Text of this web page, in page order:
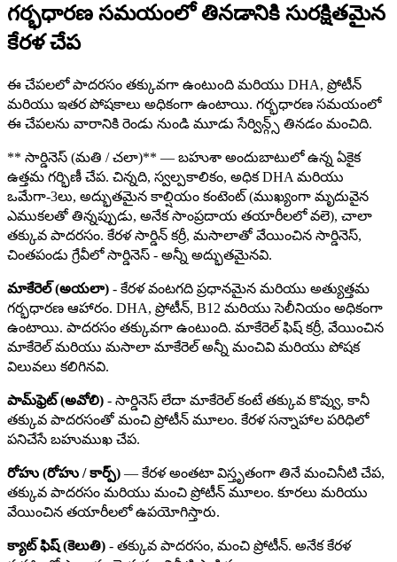
గర్భధారణ సమయంలో తినడానికి సురక్షితమైన
కేరళ చేప
ఈ చేపలలో పాదరసం తక్కువగా ఉంటుంది మరియు DHA, ప్రోటీన్
మరియు ఇతర పోషకాలు అధికంగా ఉంటాయి. గర్భధారణ సమయంలో
ఈ చేపలను వారానికి రెండు నుండి మూడు సేర్విన్గ్స్ తినడం మంచిది.
** సార్డినెస్ (మతి / చలా)** — బహుశా అందుబాటులో ఉన్న ఏకైక
ఉత్తమ గర్భిణీ చేప. చిన్నది, స్వల్పకాలికం, అధిక DHA మరియు
ఒమేగా-3లు, అద్భుతమైన కాల్షియం కంటెంట్ (ముఖ్యంగా మృదువైన
ఎముకలతో తిన్నప్పుడు, అనేక సాంప్రదాయ తయారీలలో వలె), చాలా
తక్కువ పాదరసం. కేరళ సార్డిన్ కర్రీ, మసాలాతో వేయించిన సార్డినెస్,
చింతపండు గ్రేవీలో సార్డినెస్ - అన్నీ అద్భుతమైనవి.
మాకేరెల్ (అయలా) - కేరళ వంటగది ప్రధానమైన మరియు అత్యుత్తమ
గర్భధారణ ఆహారం. DHA, ప్రోటీన్, B12 మరియు సెలీనియం అధికంగా
ఉంటాయి. పాదరసం తక్కువగా ఉంటుంది. మాకేరెల్ ఫిష్ కర్రీ, వేయించిన
మాకేరెల్ మరియు మసాలా మాకేరెల్ అన్నీ మంచివి మరియు పోషక
విలువలు కలిగినవి.
పామ్‌ఫ్రెట్ (అవోలి) - సార్డినెస్ లేదా మాకేరెల్ కంటే తక్కువ కొవ్వు, కానీ
తక్కువ పాదరసంతో మంచి ప్రోటీన్ మూలం. కేరళ సన్నాహాల పరిధిలో
పనిచేసే బహుముఖ చేప.
రోహు (రోహు / కార్ప్) — కేరళ అంతటా విస్తృతంగా తినే మంచినీటి చేప,
తక్కువ పాదరసం మరియు మంచి ప్రోటీన్ మూలం. కూరలు మరియు
వేయించిన తయారీలలో ఉపయోగిస్తారు.
క్యాట్ ఫిష్ (కెలుతి) - తక్కువ పాదరసం, మంచి ప్రోటీన్. అనేక కేరళ